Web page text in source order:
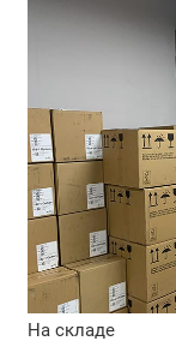
На складе